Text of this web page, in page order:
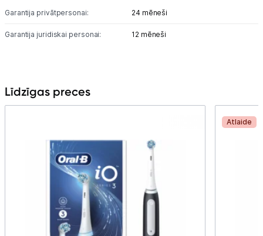
Garantija privātpersonai: 24 mēneši
Garantija juridiskai personai: 12 mēneši
Līdzīgas preces
Atlaide